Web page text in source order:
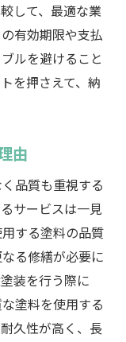
して、最適な業
有効期限や支払
ルを避けること
を押さえて、納
由
品質も重視する
サービスは一見
する塗料の品質
る修繕が必要に
装を行う際に
塗料を使用する
久性が高く、長